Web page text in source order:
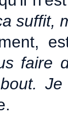
suffit,
faire